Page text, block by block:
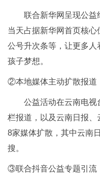
联合新华网呈现公益
当天占据新华网首页核心
公号升次条等，让更多
孩子梦想。
②本地媒体主动扩散报道
公益活动在云南电视
栏报道，以及云南日报
8家媒体扩散，其中云南
搜。
③联合抖音公益专题引流